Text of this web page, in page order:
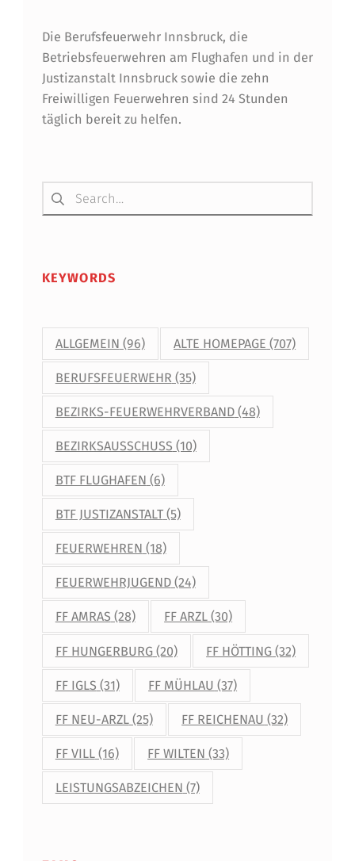
E
R
D
E
F
Die Berufsfeuerwehr Innsbruck, die
Betriebsfeuerwehren am Flughafen und in der
Justizanstalt Innsbruck sowie die zehn
Freiwilligen Feuerwehren sind 24 Stunden
täglich bereit zu helfen.
Suchen nach:
KEYWORDS
ALLGEMEIN (96) ALTE HOMEPAGE (707)
BERUFSFEUERWEHR (35)
BEZIRKS-FEUERWEHRVERBAND(48)
BEZIRKSAUSSCHUSS (10)
BTF FLUGHAFEN (6)
BTF JUSTIZANSTALT(5)
FEUERWEHREN (18)
FEUERWEHRJUGEND(24)
FF AMRAS (28) FF ARZL (30)
FF HUNGERBURG(20) FF HÖTTING (32)
FF IGLS (31) FF MÜHLAU (37)
FF NEU-ARZL(25) FF REICHENAU (32)
FF VILL(16) FF WILTEN (33)
LEISTUNGSABZEICHEN (7)